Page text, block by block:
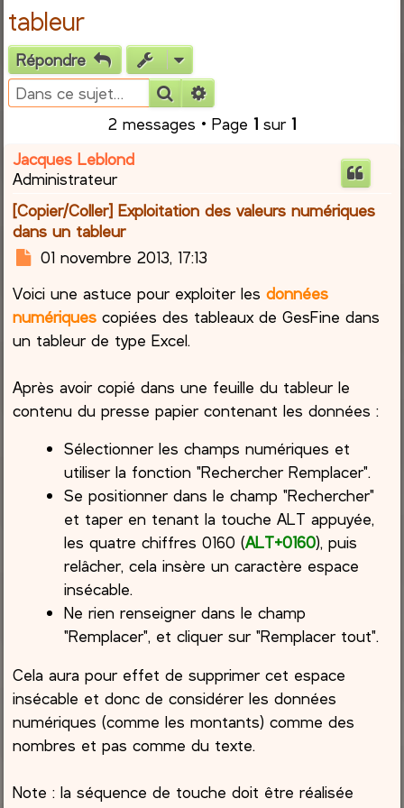
tableur
Répondre
Rechercher
2 messages • Page 1 sur 1
Jacques Leblond
Administrateur
[Copier/Coller] Exploitation des valeurs numériques
dans un tableur
M
s
s
a
01 novembre 2013, 17:13
Voici une astuce pour exploiter lesdonnées
numériques copiées des tableaux de GesFine dans
un tableur de type Excel.
Après avoir copié dans une feuille du tableur le
contenu du presse papier contenant les données :
Sélectionner les champs numériques et
utiliser la fonction "Rechercher Remplacer".
Se positionner dans le champ "Rechercher"
et taper en tenant la touche ALT appuyée,
les quatre chiffres 0160 (ALT+0160), puis
relâcher, cela insère un caractère espace
insécable.
Ne rien renseigner dans le champ
"Remplacer", et cliquer sur "Remplacer tout".
Cela aura pour effet de supprimer cet espace
insécable et donc de considérer les données
numériques (comme les montants) comme des
nombres et pas comme du texte.
Note : la séquence de touche doit être réalisée